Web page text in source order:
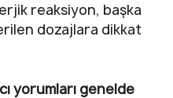
reaksiyon, başka
dozajlara dikkat
yorumları genelde